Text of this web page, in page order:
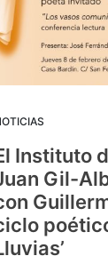
Instituto
Gil-